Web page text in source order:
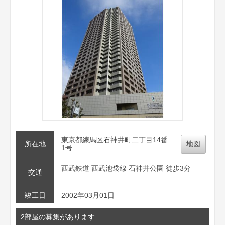
所在地
東京都練馬区石神井町二丁目14番
1号
地図
交通
西武鉄道 西武池袋線 石神井公園 徒歩3分
竣工日 2002年03月01日
2部屋の募集があります